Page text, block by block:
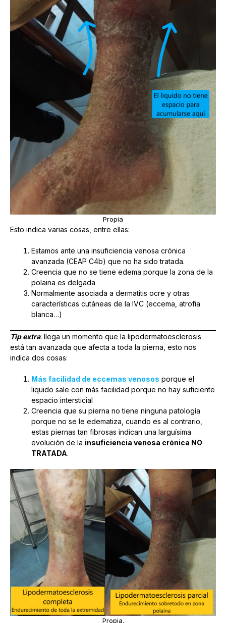
Propia
Esto indica varias cosas, entre ellas:
Estamos ante una insuficiencia venosa crónica
avanzada (CEAP C4b) que no ha sido tratada.
Creencia que no se tiene edema porque la zona de la
polaina es delgada
Normalmente asociada a dermatitis ocre y otras
características cutáneas de la IVC (eccema, atrofia
blanca…)
Tip extra: llega un momento que la lipodermatoesclerosis
está tan avanzada que afecta a toda la pierna, esto nos
indica dos cosas:
Más facilidad de eccemas venosos porque el
liquido sale con más facilidad porque no hay suficiente
espacio intersticial
Creencia que su pierna no tiene ninguna patología
porque no se le edematiza, cuando es al contrario,
estas piernas tan fibrosas indican una larguísima
evolución de la insuficiencia venosa crónica NO
TRATADA.
Propia.